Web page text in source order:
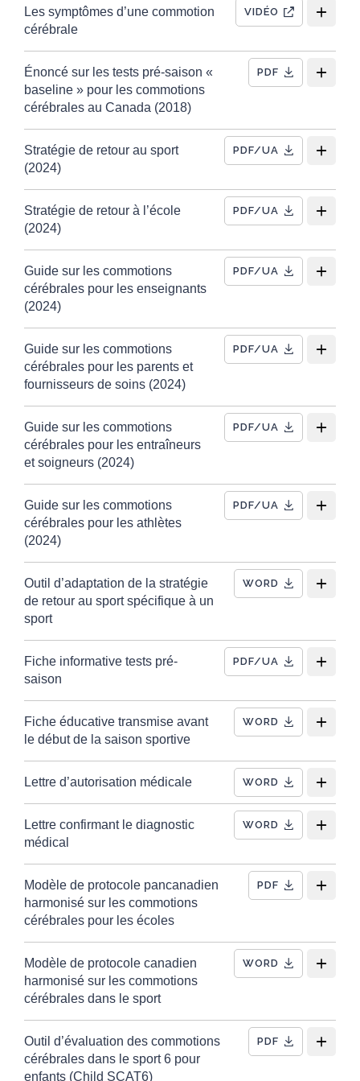
Les symptômes d’une commotion
cérébrale
VIDÉO
Énoncé sur les tests pré-saison «
baseline » pour les commotions
cérébrales au Canada (2018)
PDF
Stratégie de retour au sport
(2024)
PDF/UA
Stratégie de retour à l’école
(2024)
PDF/UA
Guide sur les commotions
cérébrales pour les enseignants
(2024)
PDF/UA
Guide sur les commotions
cérébrales pour les parents et
fournisseurs de soins (2024)
PDF/UA
Guide sur les commotions
cérébrales pour les entraîneurs
et soigneurs (2024)
PDF/UA
Guide sur les commotions
cérébrales pour les athlètes
(2024)
PDF/UA
Outil d’adaptation de la stratégie
de retour au sport spécifique à un
sport
WORD
Fiche informative tests pré-
saison
PDF/UA
Fiche éducative transmise avant
le début de la saison sportive
WORD
Lettre d’autorisation médicale WORD
Lettre confirmant le diagnostic
médical
WORD
Modèle de protocole pancanadien
harmonisé sur les commotions
cérébrales pour les écoles
PDF
Modèle de protocole canadien
harmonisé sur les commotions
cérébrales dans le sport
WORD
Outil d’évaluation des commotions
cérébrales dans le sport 6 pour
enfants (Child SCAT6)
PDF